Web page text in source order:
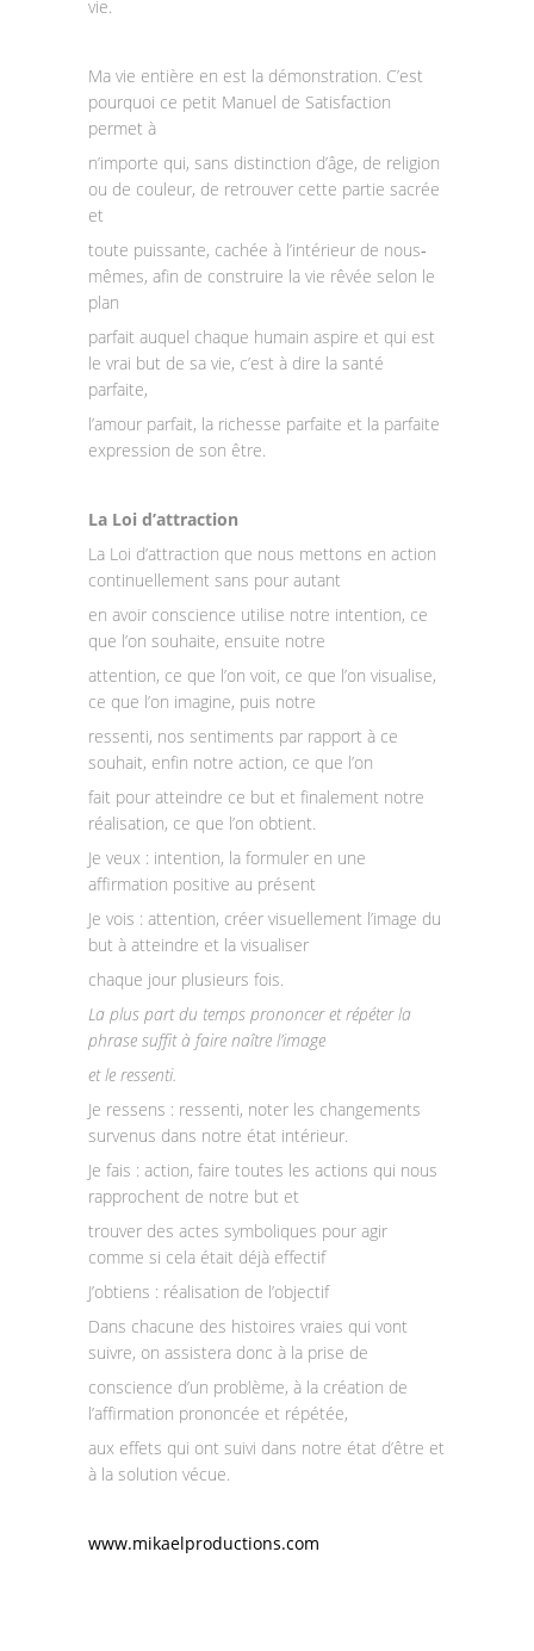
vie.
Ma vie entière en est la démonstration. C’est
pourquoi ce petit Manuel de Satisfaction
permet à
n’importe qui, sans distinction d’âge, de religion
ou de couleur, de retrouver cette partie sacrée
et
toute puissante, cachée à l’intérieur de nous‐
mêmes, afin de construire la vie rêvée selon le
plan
parfait auquel chaque humain aspire et qui est
le vrai but de sa vie, c’est à dire la santé
parfaite,
l’amour parfait, la richesse parfaite et la parfaite
expression de son être.
La Loi d’attraction
La Loi d’attraction que nous mettons en action
continuellement sans pour autant
en avoir conscience utilise notre intention, ce
que l’on souhaite, ensuite notre
attention, ce que l’on voit, ce que l’on visualise,
ce que l’on imagine, puis notre
ressenti, nos sentiments par rapport à ce
souhait, enfin notre action, ce que l’on
fait pour atteindre ce but et finalement notre
réalisation, ce que l’on obtient.
Je veux : intention, la formuler en une
affirmation positive au présent
Je vois : attention, créer visuellement l’image du
but à atteindre et la visualiser
chaque jour plusieurs fois.
La plus part du temps prononcer et répéter la
phrase suffit à faire naître l’image
et le ressenti.
Je ressens : ressenti, noter les changements
survenus dans notre état intérieur.
Je fais : action, faire toutes les actions qui nous
rapprochent de notre but et
trouver des actes symboliques pour agir
comme si cela était déjà effectif
J’obtiens : réalisation de l’objectif
Dans chacune des histoires vraies qui vont
suivre, on assistera donc à la prise de
conscience d’un problème, à la création de
l’affirmation prononcée et répétée,
aux effets qui ont suivi dans notre état d’être et
à la solution vécue.
www.mikaelproductions.com